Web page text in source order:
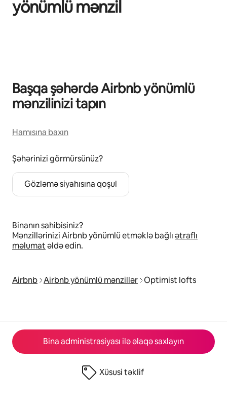
Bina administrasiyası ilə əlaqə saxlayın
Xüsusi təklif
yönümlü mənzil
Başqa şəhərdə Airbnb yönümlü
mənzilinizi tapın
Hamısına baxın
Şəhərinizi görmürsünüz?
Gözləmə siyahısına qoşul
Binanın sahibisiniz?
Mənzillərinizi Airbnb yönümlü etməklə bağlıətraflı
məlumatəldə edin.
Airbnb Airbnb yönümlü mənzillər Optimist lofts